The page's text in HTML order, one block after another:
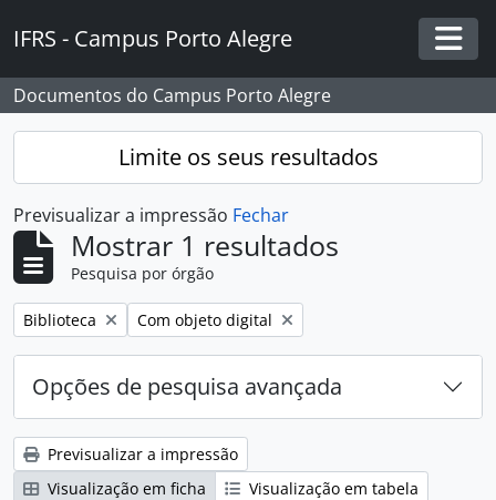
IFRS - Campus Porto Alegre
Documentos do Campus Porto Alegre
Limite os seus resultados
Previsualizar a impressão Fechar
Mostrar 1 resultados
Pesquisa por órgão
Remover filtro:
Biblioteca Remover filtro:
Com objeto digital
Opções de pesquisa avançada
Previsualizar a impressão
Visualização em ficha
Visualização em tabela